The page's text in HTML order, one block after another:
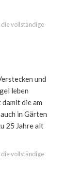
die vollständige
und
leben
die am
in Gärten
25 Jahre alt
die vollständige